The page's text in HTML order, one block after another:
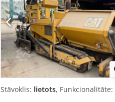
Stāvoklis: lietots, Funkcionalitāte: